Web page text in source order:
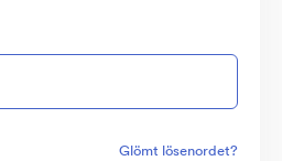
Glömt lösenordet?